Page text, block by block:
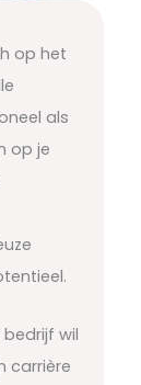
op het
als
op je
wil
carrière